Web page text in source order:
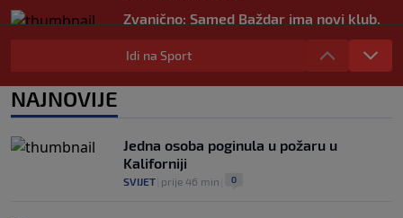
Zvanično: Samed Baždar ima novi klub,
zadužio broj sa velikom "težinom"
NOGOMET|prije 5 h
Prije nekoliko godina zaludjela je
Idi na Sport
NAJNOVIJE
Jedna osoba poginula u požaru u
Kaliforniji
SVIJET prije 46 min 0